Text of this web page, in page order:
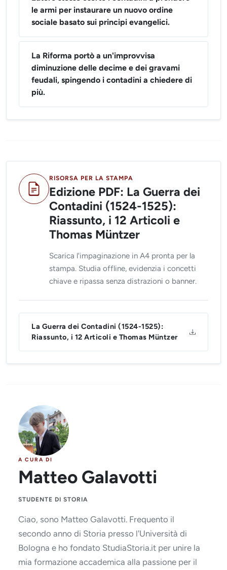
le armi per instaurare un nuovo ordine
sociale basato sui principi evangelici.
La Riforma portò a un'improvvisa
diminuzione delle decime e dei gravami
feudali, spingendo i contadini a chiedere di
più.
RISORSA PER LA STAMPA
Edizione PDF: La Guerra dei
Contadini (1524-1525):
Riassunto, i 12 Articoli e
Thomas Müntzer
Scarica l'impaginazione in A4 pronta per la
stampa. Studia offline, evidenzia i concetti
chiave e ripassa senza distrazioni o banner.
La Guerra dei Contadini (1524-1525):
Riassunto, i 12 Articoli e Thomas Müntzer
A CURA DI
Matteo Galavotti
STUDENTE DI STORIA
Ciao, sono Matteo Galavotti. Frequento il
secondo anno di Storia presso l'Università di
Bologna e ho fondato StudiaStoria.it per unire la
mia formazione accademica alla passione per il